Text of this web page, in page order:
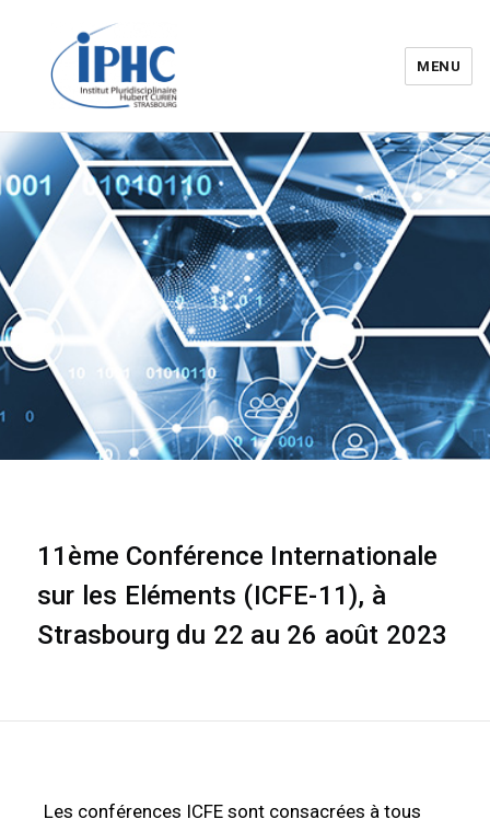
Institut pluridisciplinaire Hubert
Curien – IPHC
MENU
11ème Conférence Internationale
sur les Eléments (ICFE-11), à
Strasbourg du 22 au 26 août 2023
Les conférences ICFE sont consacrées à tous